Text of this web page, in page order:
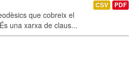
que cobreix el
una xarxa de claus...
CSV PDF